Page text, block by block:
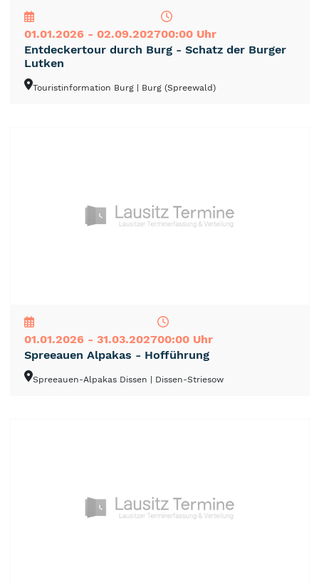
01.01.2026 - 02.09.202700:00 Uhr
Entdeckertour durch Burg - Schatz der Burger
Lutken
Touristinformation Burg | Burg (Spreewald)
01.01.2026 - 31.03.202700:00 Uhr
Spreeauen Alpakas - Hofführung
Spreeauen-Alpakas Dissen | Dissen-Striesow